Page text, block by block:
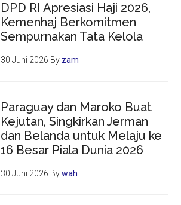
DPD RI Apresiasi Haji 2026,
Kemenhaj Berkomitmen
Sempurnakan Tata Kelola
30 Juni 2026 By zam
Paraguay dan Maroko Buat
Kejutan, Singkirkan Jerman
dan Belanda untuk Melaju ke
16 Besar Piala Dunia 2026
30 Juni 2026 Bywah